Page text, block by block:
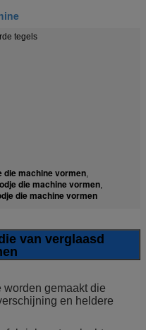
tegels
die machine vormen,
die machine vormen,
die machine vormen
van verglaasd
worden gemaakt die
en heldere